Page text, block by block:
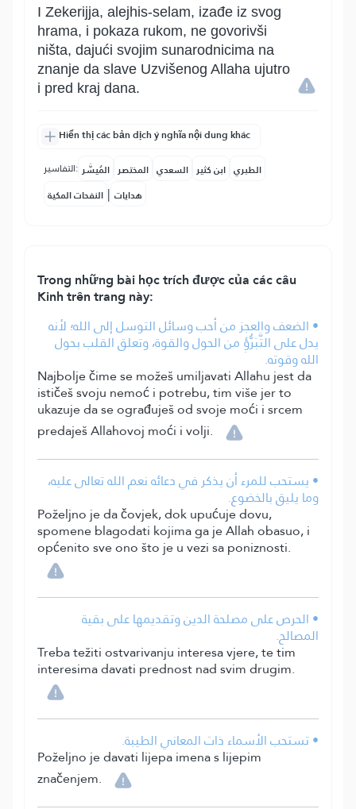
I Zekerijja, alejhis-selam, izađe iz svog
hrama, i pokaza rukom, ne govorivši
ništa, dajući svojim sunarodnicima na
znanje da slave Uzvišenog Allaha ujutro
i pred kraj dana.
Hiển thị các bản dịch ý nghĩa nội dung khác
التفاسير: المُيسَّر المختصر السعدي ابن كثير الطبري
النفحات المكية | هدايات
Trong những bài học trích được của các câu
Kinh trên trang này:
• الضعف والعجز من أحب وسائل التوسل إلى الله؛ لأنه
يدل على التَّبَرُّؤِ من الحول والقوة، وتعلق القلب بحول
الله وقوته.
Najbolje čime se možeš umiljavati Allahu jest da
ističeš svoju nemoć i potrebu, tim više jer to
ukazuje da se ograđuješ od svoje moći i srcem
predaješ Allahovoj moći i volji.
• يستحب للمرء أن يذكر في دعائه نعم الله تعالى عليه،
وما يليق بالخضوع.
Poželjno je da čovjek, dok upućuje dovu,
spomene blagodati kojima ga je Allah obasuo, i
općenito sve ono što je u vezi sa poniznosti.
• الحرص على مصلحة الدين وتقديمها على بقية
المصالح.
Treba težiti ostvarivanju interesa vjere, te tim
interesima davati prednost nad svim drugim.
• تستحب الأسماء ذات المعاني الطيبة.
Poželjno je davati lijepa imena s lijepim
značenjem.